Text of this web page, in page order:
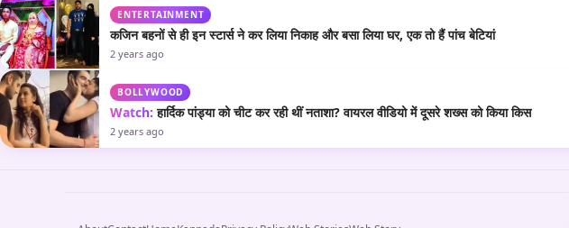
ENTERTAINMENT
कजिन बहनों से ही इन स्टार्स ने कर लिया निकाह और बसा लिया घर, एक तो हैं पांच बेटियां
2 years ago
BOLLYWOOD
Watch: हार्दिक पांड्या को चीट कर रही थीं नताशा? वायरल वीडियो में दूसरे शख्स को किया किस
2 years ago